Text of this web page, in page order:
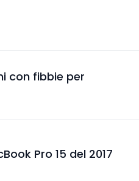
con fibbie per
Pro 15 del 2017